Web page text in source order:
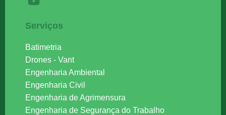
Serviços
Batimetria
Drones - Vant
Engenharia Ambiental
Engenharia Civil
Engenharia de Agrimensura
Engenharia de Segurança do Trabalho